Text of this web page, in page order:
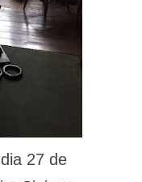
27 de